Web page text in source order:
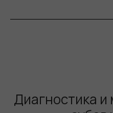
Диагностика